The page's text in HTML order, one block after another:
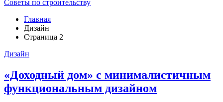
Советы по строительству
Главная
Дизайн
Страница 2
Дизайн
«Доходный дом» с минималистичным
функциональным дизайном